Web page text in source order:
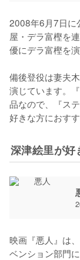
2008年6月7日に
屋・デラ富樫を
優にデラ富樫を
備後登役は妻夫
演じています。
品なので、『ス
好きな方におすす
深津絵里が好
映画『悪人』は
ベンション部門